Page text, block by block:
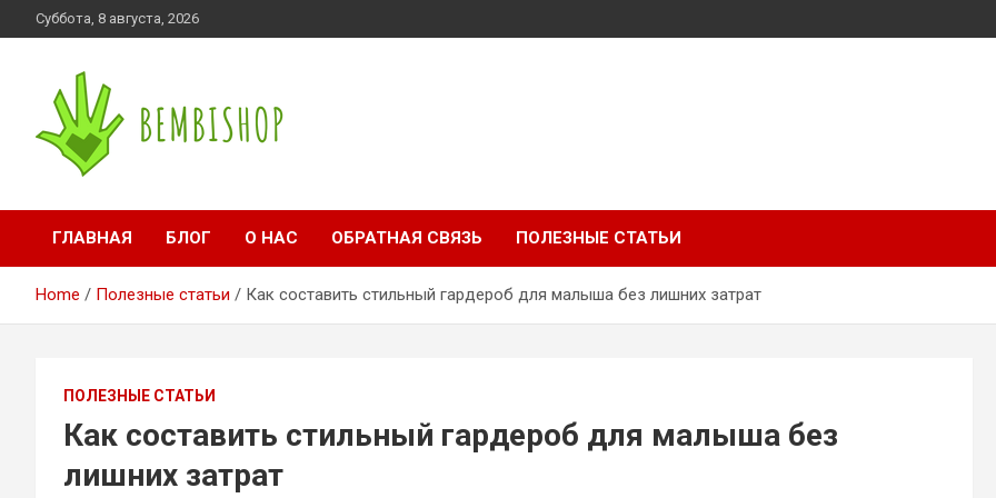
to
Суббота, 8 августа, 2026
bembishop.com.ua
ГЛАВНАЯ БЛОГ О НАС ОБРАТНАЯ СВЯЗЬ ПОЛЕЗНЫЕ СТАТЬИ
Home Полезные статьи Как составить стильный гардероб для малыша без лишних затрат
ПОЛЕЗНЫЕ СТАТЬИ
Как составить стильный гардероб для малыша без
лишних затрат